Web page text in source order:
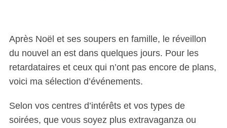
Après Noël et ses soupers en famille, le réveillon
du nouvel an est dans quelques jours. Pour les
retardataires et ceux qui n’ont pas encore de plans,
voici ma sélection d’événements.
Selon vos centres d’intérêts et vos types de
soirées, que vous soyez plus extravaganza ou